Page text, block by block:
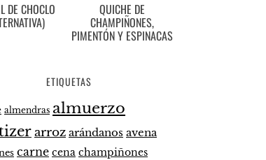
DE CHOCLO QUICHE DE
CHAMPIÑONES,
PIMENTÓN Y ESPINACAS
ETIQUETAS
almendras almuerzo
arroz arándanos avena
carne cena champiñones